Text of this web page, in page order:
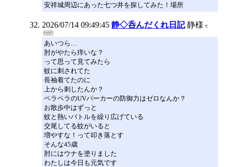
安祥城周辺にあった七つ井を探してみた！場所
2026/07/14 09:49:45 静◇呑んだくれ日記 静様
あいつら…
肘がやたら痒いな？
って思って見てみたら
蚊に刺されてた
長袖着てたのに
上から刺したんか？
ペラペラのUVパーカーの防御力はゼロなんか？
お散歩中はずっと
蚊と熱いバトルを繰り広げている
交尾してる蚊がいると
増やすな！って叩き落とす
そんな45歳
肘にはウナを塗りました
わたしは今日も元気です